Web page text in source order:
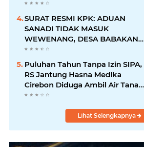
Mendesak Sebaiknya
SURAT RESMI KPK: ADUAN
SANADI TIDAK MASUK
WEWENANG, DESA BABAKAN
JUSTRU DITETAPKAN DESA
ANTI KORUPSI OLEH
KEJAKSAAN
Puluhan Tahun Tanpa Izin SIPA,
RS Jantung Hasna Medika
Cirebon Diduga Ambil Air Tanah
Secara Ilegal; Advokat Kirim
Lihat Selengkapnya